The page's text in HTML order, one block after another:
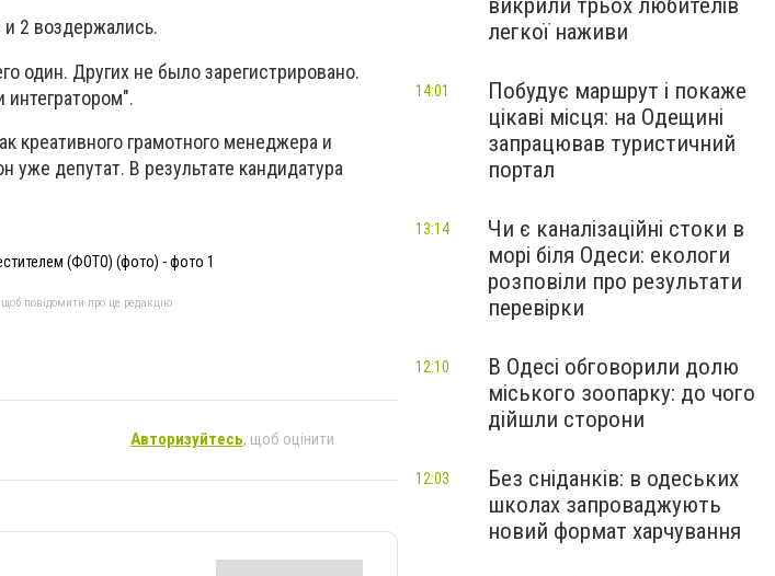
и 2 воздержались.
один. Других не было зарегистрировано.
креативного грамотного менеджера и
уже депутат. В результате кандидатура
(ФОТО) (фото) - фото 1
повідомити про це редакцію
Авторизуйтесь, щоб оцінити
викрили трьох любителів
легкої наживи
Побудує маршрут і покаже
цікаві місця: на Одещині
запрацював туристичний
портал
14:01
Чи є каналізаційні стоки в
морі біля Одеси: екологи
розповіли про результати
перевірки
13:14
В Одесі обговорили долю
міського зоопарку: до чого
дійшли сторони
12:10
Без сніданків: в одеських
школах запроваджують
новий формат харчування
12:03